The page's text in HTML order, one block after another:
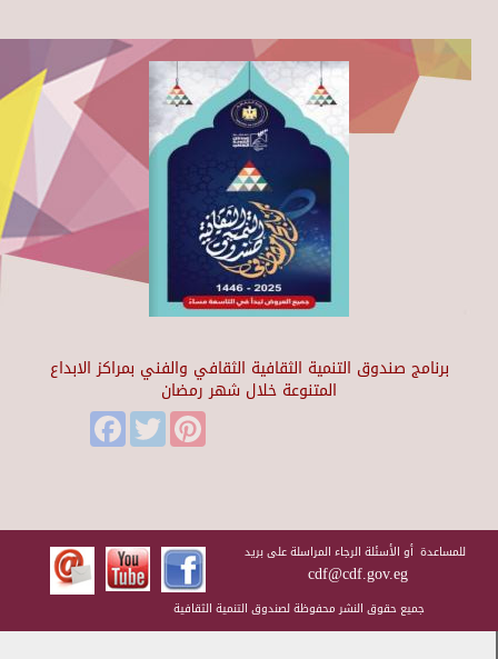
برنامج صندوق التنمية الثقافية الثقافي والفني بمراكز الابداع
المتنوعة خلال شهر رمضان
FacebookTwitter
للمساعدة أو الأسئلة الرجاء المراسلة على بريد
cdf@cdf.gov.eg
جميع حقوق النشر محفوظة لصندوق التنمية الثقافية